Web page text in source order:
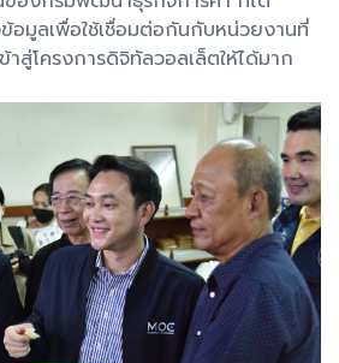
อมูลเพื่อใช้เชื่อมต่อกันกับหน่วยงานที่
าสู่โครงการดิจิทัลวอลเล็ตให้ได้มาก